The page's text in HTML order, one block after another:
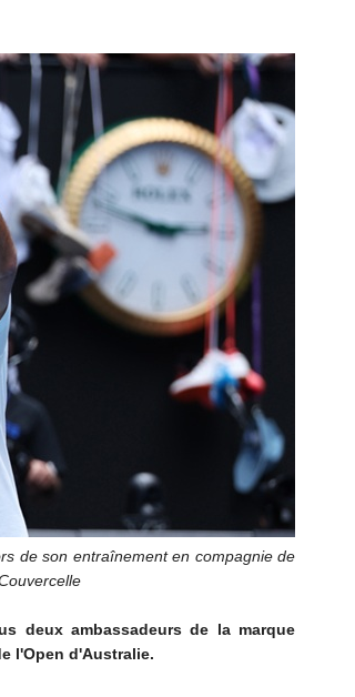
de son entraînement en compagnie de
deux ambassadeurs de la marque
l'Open d'Australie.